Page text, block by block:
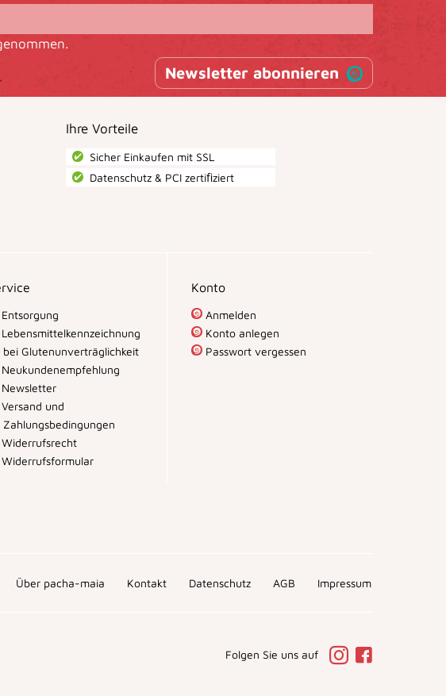
Newsletter abonnieren
Ihre Vorteile
Sicher Einkaufen mit SSL
Datenschutz & PCI zertiﬁziert
bei Glutenunverträglichkeit
und
Zahlungsbedingungen
Konto
Anmelden
Konto anlegen
Passwort vergessen
Über pacha-maia Kontakt Datenschutz AGB Impressum
Folgen Sie uns auf